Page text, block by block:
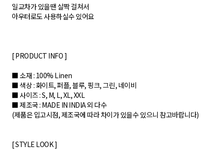
일교차가 있을땐 살짝 걸쳐서
아우터로도 사용하실수 있어요
[ PRODUCT INFO ]
■ 소재 : 100% Linen
■ 색상 : 화이트, 퍼플, 블루, 핑크, 그린, 네이비
■ 사이즈 : S, M, L, XL, XXL
■ 제조국 : MADE IN INDIA 외 다수
(제품은 입고시점, 제조국에 따라 차이가 있을수 있으니 참고바랍니다)
[ STYLE LOOK ]